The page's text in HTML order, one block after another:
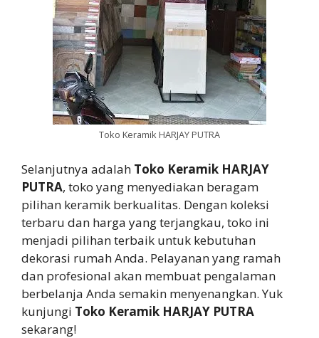
Toko Keramik HARJAY PUTRA
Selanjutnya adalah Toko Keramik HARJAY
PUTRA, toko yang menyediakan beragam
pilihan keramik berkualitas. Dengan koleksi
terbaru dan harga yang terjangkau, toko ini
menjadi pilihan terbaik untuk kebutuhan
dekorasi rumah Anda. Pelayanan yang ramah
dan profesional akan membuat pengalaman
berbelanja Anda semakin menyenangkan. Yuk
kunjungi Toko Keramik HARJAY PUTRA
sekarang!